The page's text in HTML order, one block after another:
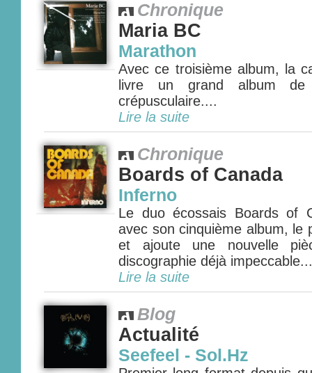
Chronique
Maria BC
Marathon
Avec ce troisième album, la
livre un grand album
crépusculaire....
Lire la suite
Chronique
Boards of Canada
Inferno
Le duo écossais Boards of
avec son cinquième album, le
et ajoute une nouvelle
discographie déjà
Lire la suite
Blog
Actualité
Seefeel - Sol.Hz